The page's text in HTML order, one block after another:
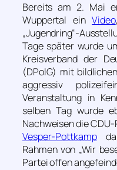
Bereits am 2. Mai
Wuppertal einVideo
„Jugendring“-
Tage später wurde
Kreisverband der
(DPolG) mit
aggressiv
Veranstaltung in
selben Tag wurde
Nachweisen die
Vesper-Pottkamp
Rahmen von „Wir
Partei offen